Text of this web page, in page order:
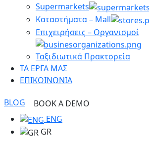
Supermarkets
Καταστήματα – Mall
Επιχειρήσεις – Οργανισμοί
Ταξιδιωτικά Πρακτορεία
ΤΑ ΕΡΓΑ ΜΑΣ
ΕΠΙΚΟΙΝΩΝΙΑ
BLOG
BOOK A DEMO
ENG
GR